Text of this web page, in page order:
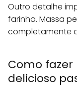
Outro detalhe
farinha. Massa
completamente
Como
delicioso